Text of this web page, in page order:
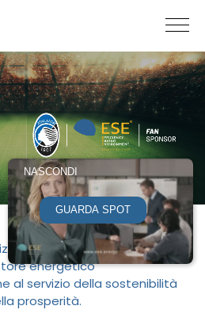
della trasformazione
energetico
al servizio della sostenibilità
prosperità.
GUARDA SPOT
NASCONDI